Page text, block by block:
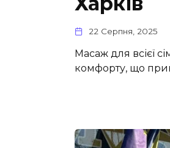
22 Серпня, 2025
Масаж для всієї
комфорту, що